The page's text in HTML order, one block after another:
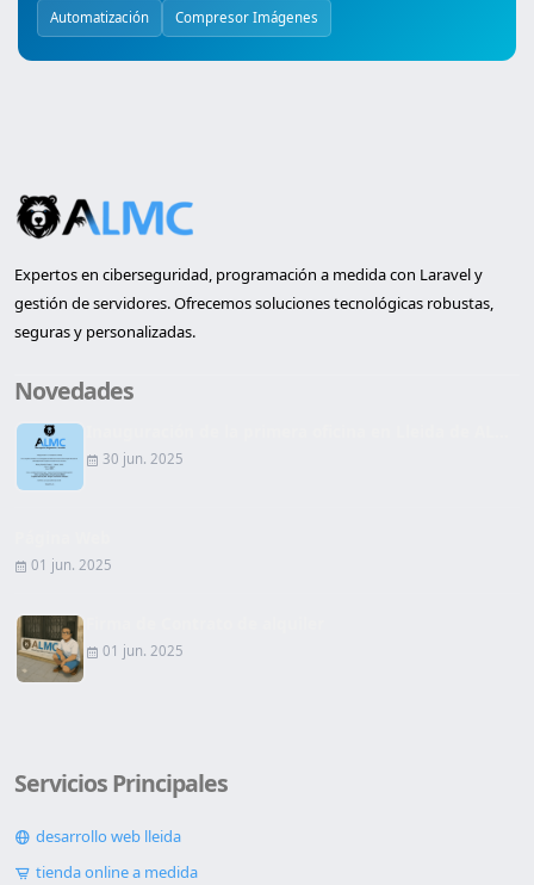
Automatización Compresor Imágenes
Expertos en ciberseguridad, programación a medida con Laravel y
gestión de servidores. Ofrecemos soluciones tecnológicas robustas,
seguras y personalizadas.
Novedades
30 jun. 2025
01 jun. 2025
01 jun. 2025
Servicios Principales
desarrollo web lleida
tienda online a medida